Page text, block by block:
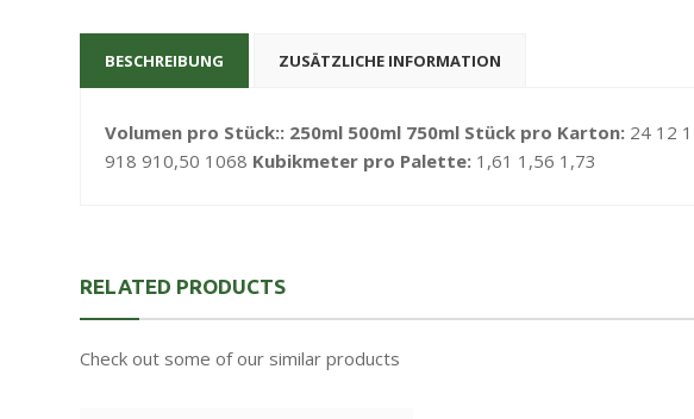
BESCHREIBUNG ZUSÄTZLICHE INFORMATION
Volumen pro Stück:: 250ml 500ml 750ml Stück pro Karton: 24 12
918 910,50 1068 Kubikmeter pro Palette: 1,61 1,56 1,73
RELATED PRODUCTS
Check out some of our similar products